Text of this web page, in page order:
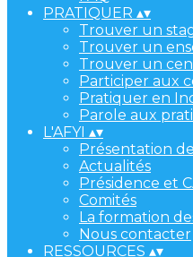
PRATIQUER ▴▾
Trouver un
Trouver un
Trouver un
Participer aux
Pratiquer en
Parole aux
L'AFYI ▴▾
Présentation
Actualités
Présidence et
Comités
La formation
Nous contacter
RESSOURCES ▴▾